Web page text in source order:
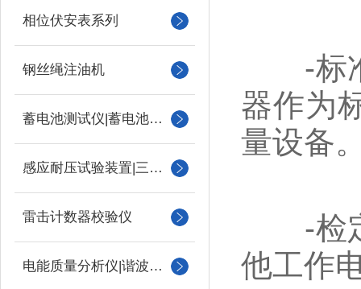
相位伏安表系列
钢丝绳注油机
蓄电池测试仪|蓄电池充放电测试仪
感应耐压试验装置|三倍频
雷击计数器校验仪
电能质量分析仪|谐波测试
-标准
器作为
量设备
-检定
他工作